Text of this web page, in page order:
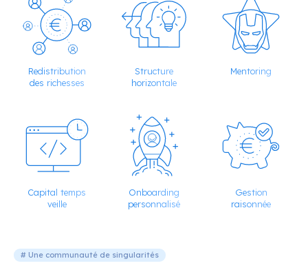
Redistribution
des richesses
Structure
horizontale
Mentoring
Capital temps
veille
Onboarding
personnalisé
Gestion
raisonnée
# Une communauté de singularités